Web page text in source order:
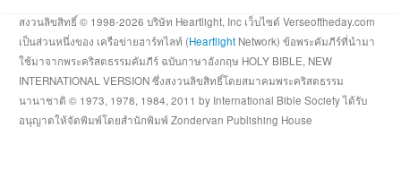
สงวนลิขสิทธิ์ © 1998-2026 บริษัท Heartlight, Inc เว็บไซต์ Verseoftheday.com
เป็นส่วนหนึ่งของ เครือข่ายฮาร์ทไลท์ (Heartlight Network) ข้อพระคัมภีร์ที่นำมา
ใช้มาจากพระคริสตธรรมคัมภีร์ ฉบับภาษาอังกฤษ HOLY BIBLE, NEW
INTERNATIONAL VERSION ซึ่งสงวนลิขสิทธิ์โดยสมาคมพระคริสตธรรม
นานาชาติ © 1973, 1978, 1984, 2011 by International Bible Society ได้รับ
อนุญาตให้จัดพิมพ์โดยสำนักพิมพ์ Zondervan Publishing House